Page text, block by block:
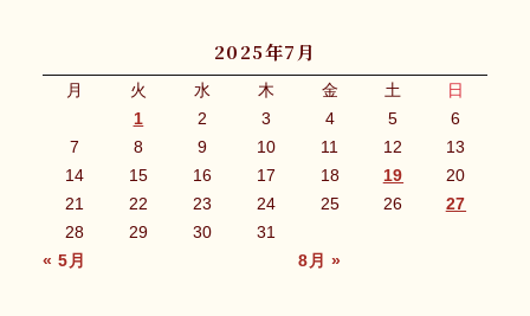
2025年7月
月 火 水 木 金 土 日
« 5月 8月 »
1 2 3 4 5
6
7
8 9 10 11 12
13
14
15 16 17 18 19
20
21
22 23 24 25 26
27
28
29 30 31